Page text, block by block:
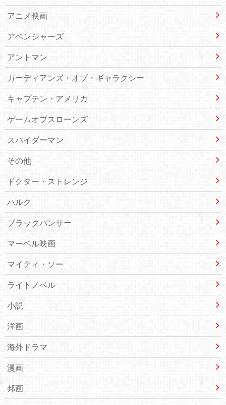
アニメ映画
アベンジャーズ
アントマン
ガーディアンズ・オブ・ギャラクシー
キャプテン・アメリカ
ゲームオブスローンズ
スパイダーマン
その他
ドクター・ストレンジ
ハルク
ブラックパンサー
マーベル映画
マイティ・ソー
ライトノベル
小説
洋画
海外ドラマ
漫画
邦画